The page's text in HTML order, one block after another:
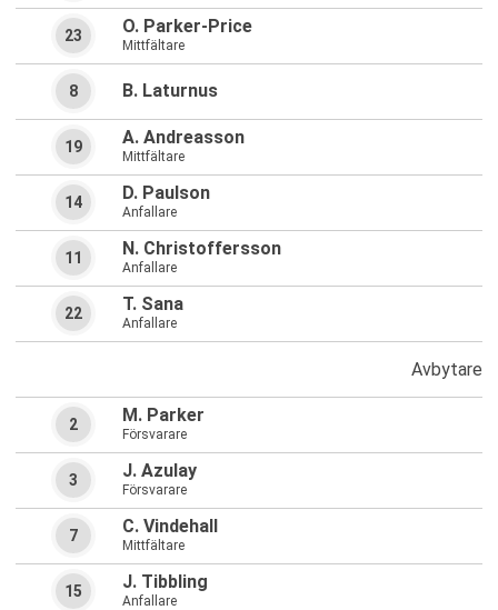
O. Parker-Price
Mittfältare
23
B. Laturnus
8
A. Andreasson
Mittfältare
19
D. Paulson
Anfallare
14
N. Christoffersson
Anfallare
11
T. Sana
Anfallare
22
Avbytare
M. Parker
Försvarare
2
J. Azulay
Försvarare
3
C. Vindehall
Mittfältare
7
J. Tibbling
Anfallare
15